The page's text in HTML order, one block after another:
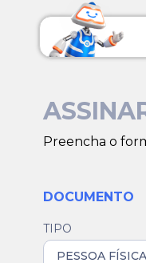
Preencha o
DOCUMENTO
TIPO